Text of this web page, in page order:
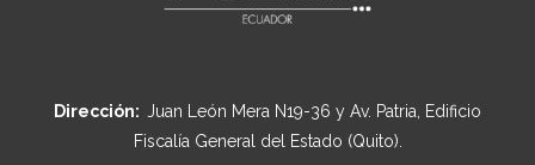
Dirección: Juan León Mera N19-36 y Av. Patria, Edificio
Fiscalía General del Estado (Quito).